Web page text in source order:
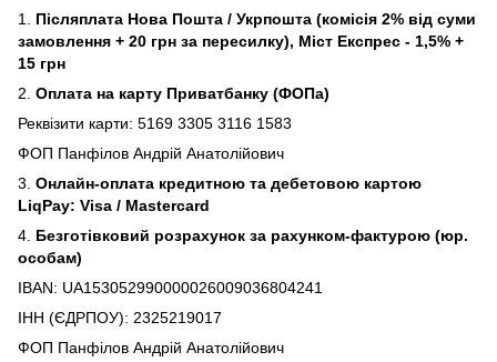
1. Післяплата Нова Пошта / Укрпошта (комісія 2% від суми
замовлення + 20 грн за пересилку), Міст Експрес - 1,5% +
15 грн
2. Оплата на карту Приватбанку (ФОПа)
Реквізити карти: 5169 3305 3116 1583
ФОП Панфілов Андрій Анатолійович
3. Онлайн-оплата кредитною та дебетовою картою
LiqPay: Visa / Mastercard
4. Безготівковий розрахунок за рахунком-фактурою (юр.
особам)
IBAN: UA153052990000026009036804241
ІНН (ЄДРПОУ): 2325219017
ФОП Панфілов Андрій Анатолійович